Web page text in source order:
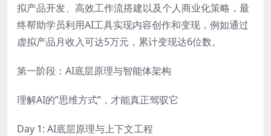
拟产品开发、高效工作流搭建以及个人商业化策略，最
终帮助学员利用AI工具实现内容创作和变现，例如通过
虚拟产品月收入可达5万元，累计变现达6位数。
第一阶段：AI底层原理与智能体架构
理解AI的”思维方式”，才能真正驾驭它
Day 1: AI底层原理与上下文工程